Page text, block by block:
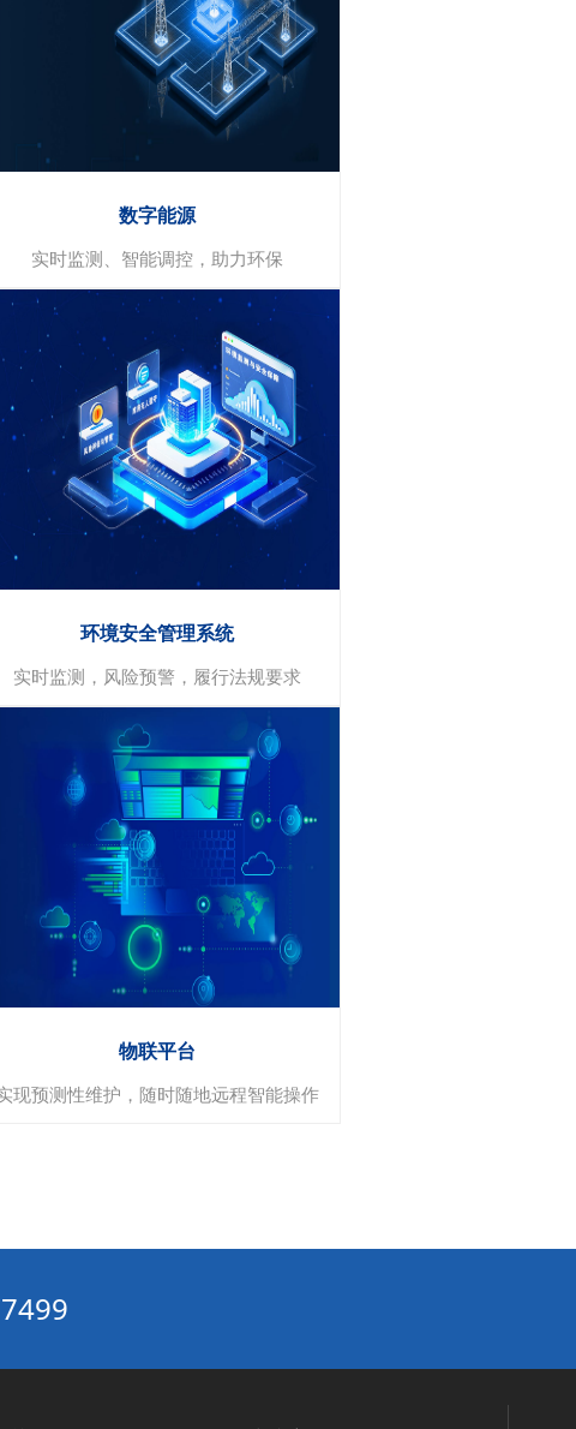
节能贴膜
热量反射
紫外线阻隔
光线传递性
数字能源
实时监测、智能调控，助力环保
数字能源
实时监测与控制
智能优化
能源管理
环境安全管理系统
实时监测，风险预警，履行法规要求
环境安全管理系统
环境监测与数据管理
风险评估与管理
合规与报告
物联平台
现预测性维护，随时随地远程智能操作